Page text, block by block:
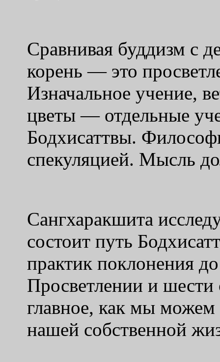
Сравнивая буддизм с
корень — это
Изначальное учение,
цветы — отдельные
Бодхисаттвы.
спекуляцией. Мысль
Сангхаракшита
состоит путь
практик поклонения
Просветлении и
главное, как мы можем
нашей собственной